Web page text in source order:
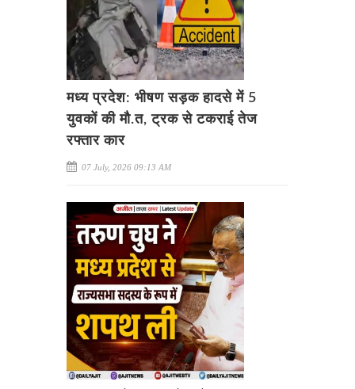
मध्य प्रदेश: भीषण सड़क हादसे में 5
युवकों की मौ.त, ट्रक से टकराई तेज
रफ्तार कार
07 July, 2026 09:13 AM